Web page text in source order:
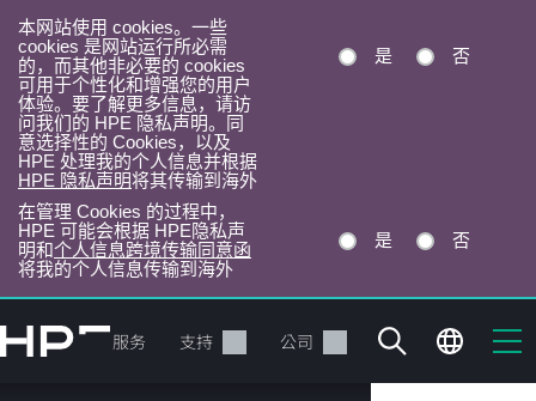
本网站使用 cookies。一些
cookies 是网站运行所必需
的，而其他非必要的 cookies
可用于个性化和增强您的用户
体验。要了解更多信息，请访
问我们的 HPE 隐私声明。同
意选择性的 Cookies，以及
HPE 处理我的个人信息并根据
HPE 隐私声明将其传输到海外
是 否
在管理 Cookies 的过程中，
HPE 可能会根据 HPE隐私声
明和个人信息跨境传输同意函
将我的个人信息传输到海外
是 否
转
到
产品 服务 支持 公司